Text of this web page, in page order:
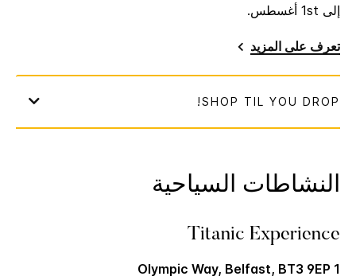
إلى 1st أغسطس.
تعرف على المزيد
النشاطات السياحية
Titanic Experience
1 Olympic Way, Belfast, BT3 9EP